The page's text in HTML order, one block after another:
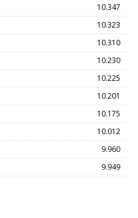
10.347
10.323
10.310
10.230
10.225
10.201
10.175
10.012
9.960
9.949